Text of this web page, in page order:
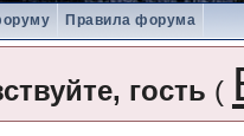
Правила форума
гость (